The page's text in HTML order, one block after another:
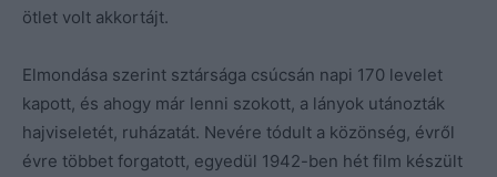
ötlet volt akkortájt.
Elmondása szerint sztársága csúcsán napi 170 levelet
kapott, és ahogy már lenni szokott, a lányok utánozták
hajviseletét, ruházatát. Nevére tódult a közönség, évről
évre többet forgatott, egyedül 1942-ben hét film készült